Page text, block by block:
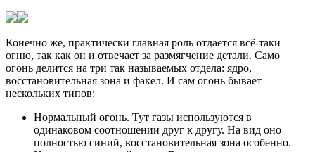
Конечно же, практически главная роль отдается всё-таки
огню, так как он и отвечает за размягчение детали. Само
огонь делится на три так называемых отдела: ядро,
восстановительная зона и факел. И сам огонь бывает
нескольких типов:
Нормальный огонь. Тут газы используются в
одинаковом соотношении друг к другу. На вид оно
полностью синий, восстановительная зона особенно.